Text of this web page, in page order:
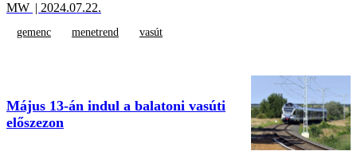
MW | 2024.07.22.
gemenc menetrend vasút
Május 13-án indul a balatoni vasúti
előszezon